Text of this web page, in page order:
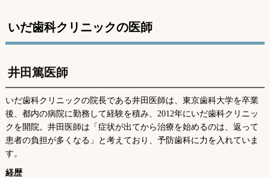
いだ歯科クリニックの医師
井田篤医師
いだ歯科クリニックの院長である井田医師は、東京歯科大学を卒業
後、都内の病院に勤務して経験を積み、2012年にいだ歯科クリニッ
クを開院。井田医師は「症状が出てから治療を始めるのは、返って
患者の負担が多くなる」と考えており、予防歯科に力を入れていま
す。
経歴